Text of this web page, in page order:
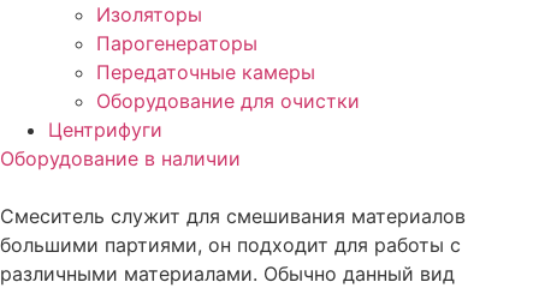
Изоляторы
Парогенераторы
Передаточные камеры
Оборудование для очистки
Центрифуги
Оборудование в наличии
Смеситель служит для смешивания материалов
большими партиями, он подходит для работы с
различными материалами. Обычно данный вид